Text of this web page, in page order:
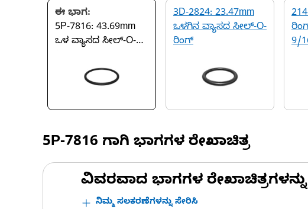
ಈ ಭಾಗ:
5P-7816: 43.69mm
ಒಳ ವ್ಯಾಸದ ಸೀಲ್-O-
3D-2824: 23.47mm
ಒಳಗಿನ ವ್ಯಾಸದ ಸೀಲ್-O-
ರಿಂಗ್
9/
5P-7816 ಗಾಗಿ ಭಾಗಗಳ ರೇಖಾಚಿತ್ರ
ವಿವರವಾದ ಭಾಗಗಳ ರೇಖಾಚಿತ್ರಗಳನ್ನು
ನಿಮ್ಮ ಸಲಕರಣೆಗಳನ್ನು ಸೇರಿಸಿ